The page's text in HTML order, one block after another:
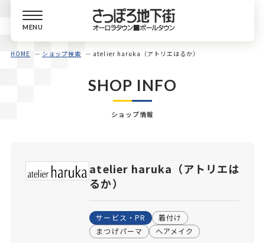
MENU
HOME ショップ検索 atelier haruka（アトリエはるか）
SHOP INFO
ショップ情報
atelier haruka（アトリエは
るか）
サービス・PR
着付け
まつげパーマ
ヘアメイク